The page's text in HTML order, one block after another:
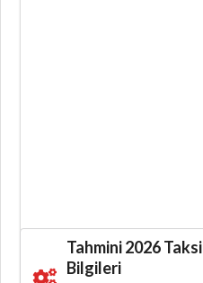
Tahmini 2026
Bilgileri